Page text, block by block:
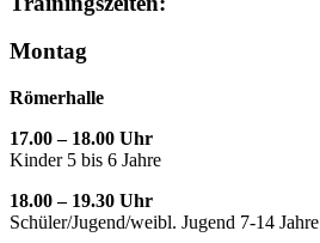
Montag
Römerhalle
17.00 – 18.00 Uhr
Kinder 5 bis 6 Jahre
18.00 – 19.30 Uhr
Schüler/Jugend/weibl. Jugend 7-14 Jahre